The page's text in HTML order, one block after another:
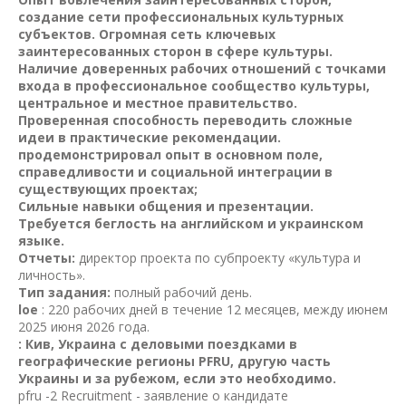
создание сети профессиональных культурных
субъектов. Огромная сеть ключевых
заинтересованных сторон в сфере культуры.
Наличие доверенных рабочих отношений с точками
входа в профессиональное сообщество культуры,
центральное и местное правительство.
Проверенная способность переводить сложные
идеи в практические рекомендации.
продемонстрировал опыт в основном поле,
справедливости и социальной интеграции в
существующих проектах;
Сильные навыки общения и презентации.
Требуется беглость на английском и украинском
языке.
Отчеты: директор проекта по субпроекту «культура и
личность».
Тип задания: полный рабочий день.
loe : 220 рабочих дней в течение 12 месяцев, между июнем
2025 июня 2026 года.
: Кив, Украина с деловыми поездками в
географические регионы PFRU, другую часть
Украины и за рубежом, если это необходимо.
pfru -2 Recruitment - заявление о кандидате